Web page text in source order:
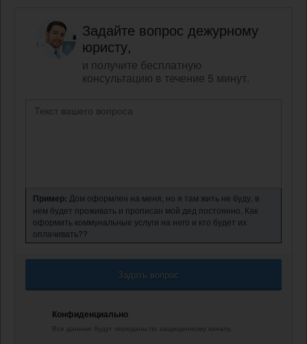
Задайте вопрос дежурному
юристу,
и получите бесплатную
консультацию в течение 5 минут.
Пример: Дом оформлен на меня, но я там жить не буду, в
нем будет проживать и прописан мой дед постоянно. Как
оформить коммунальные услуги на него и кто будет их
оплачивать??
Задать вопрос
Конфиденциально
Все данные будут переданы по защищенному каналу.